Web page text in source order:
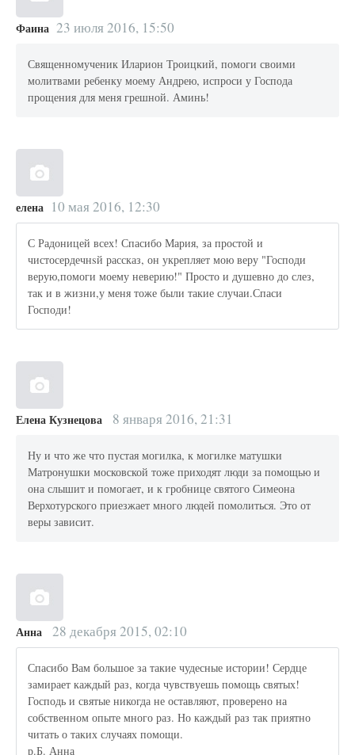
Фаина 23 июля 2016, 15:50
Священномученик Иларион Троицкий, помоги своими
молитвами ребенку моему Андрею, испроси у Господа
прощения для меня грешной. Аминь!
елена 10 мая 2016, 12:30
С Радоницей всех! Спасибо Мария, за простой и
чистосердечнsй рассказ, он укрепляет мою веру "Господи
верую,помоги моему неверию!" Просто и душевно до слез,
так и в жизни,у меня тоже были такие случаи.Спаси
Господи!
Елена Кузнецова 8 января 2016, 21:31
Ну и что же что пустая могилка, к могилке матушки
Матронушки московской тоже приходят люди за помощью и
она слышит и помогает, и к гробнице святого Симеона
Верхотурского приезжает много людей помолиться. Это от
веры зависит.
Анна 28 декабря 2015, 02:10
Спасибо Вам большое за такие чудесные истории! Сердце
замирает каждый раз, когда чувствуешь помощь святых!
Господь и святые никогда не оставляют, проверено на
собственном опыте много раз. Но каждый раз так приятно
читать о таких случаях помощи.
р.Б. Анна